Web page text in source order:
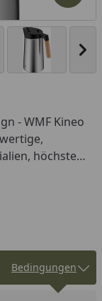
- WMF Kineo
höchste
in einer
-
·
Bedingungen